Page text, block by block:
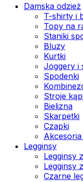
Damska odzież
T-shirty i
Topy na
Staniki
Bluzy
Kurtki
Joggery i
Spodenki
Stroje
Bielizna
Skarpetki
Czapki
Legginsy
Legginsy
Legginsy
Czarne